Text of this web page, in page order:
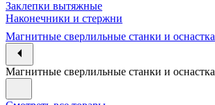
Заклепки вытяжные
Наконечники и стержни
Магнитные сверлильные станки и оснастка
Магнитные сверлильные станки и оснастка